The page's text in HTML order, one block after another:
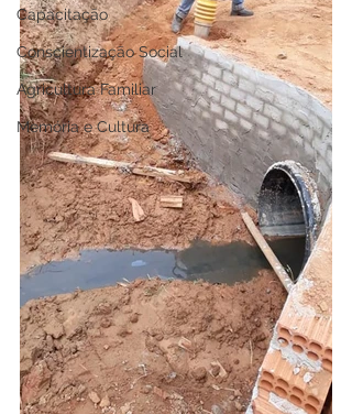
Capacitação
Conscientização Social
Agricultura Familiar
Memória e Cultura